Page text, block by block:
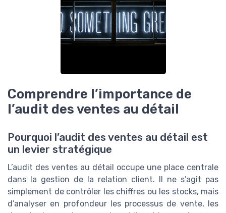
Comprendre l’importance de
l’audit des ventes au détail
Pourquoi l’audit des ventes au détail est
un levier stratégique
L’audit des ventes au détail occupe une place centrale
dans la gestion de la relation client. Il ne s’agit pas
simplement de contrôler les chiffres ou les stocks, mais
d’analyser en profondeur les processus de vente, les